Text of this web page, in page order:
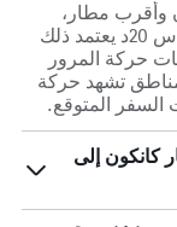
لاجون وأقرب مطار،
مطار كانكون، تستغرق القيادة عادةً حوالي 0س 20د يعتمد ذلك
حركة المرور
تشهد حركة
المتوقع.
كانكون إلى